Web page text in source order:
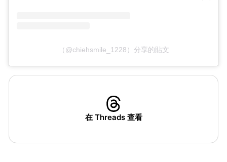
（@chiehsmile_1228）分享的貼文
在 Threads 查看